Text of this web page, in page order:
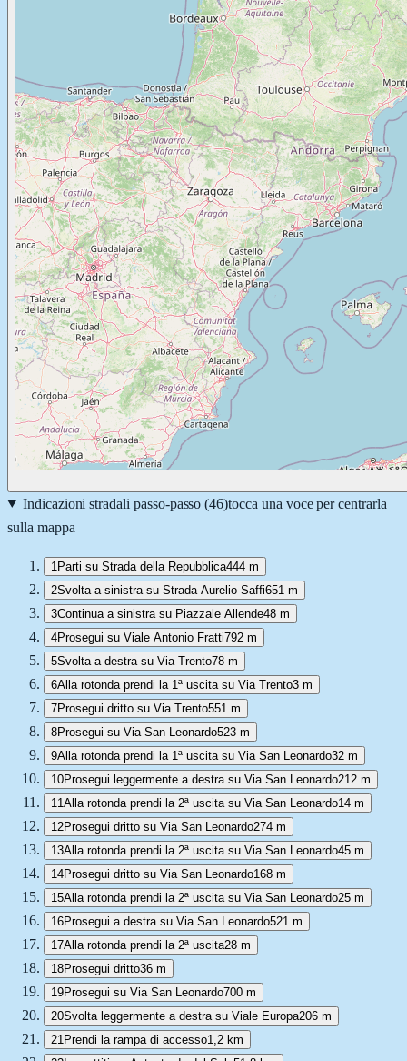
Indicazioni stradali passo-passo (46)tocca una voce per centrarla
sulla mappa
1 Parti su Strada della Repubblica444 m
2Svolta a sinistra su Strada Aurelio Saffi651 m
3Continua a sinistra su Piazzale Allende48 m
4Prosegui su Viale Antonio Fratti792 m
5Svolta a destra su Via Trento78 m
6Alla rotonda prendi la 1ª uscita su Via Trento3 m
7Prosegui dritto su Via Trento551 m
8Prosegui su Via San Leonardo523 m
9Alla rotonda prendi la 1ª uscita su Via San Leonardo32 m
10Prosegui leggermente a destra su Via San Leonardo212 m
11Alla rotonda prendi la 2ª uscita su Via San Leonardo14 m
12Prosegui dritto su Via San Leonardo274 m
13Alla rotonda prendi la 2ª uscita su Via San Leonardo45 m
14Prosegui dritto su Via San Leonardo168 m
15Alla rotonda prendi la 2ª uscita su Via San Leonardo25 m
16Prosegui a destra su Via San Leonardo521 m
17Alla rotonda prendi la 2ª uscita28 m
18Prosegui dritto36 m
19Prosegui su Via San Leonardo700 m
20Svolta leggermente a destra su Viale Europa206 m
21 Prendi la rampa di accesso1,2 km